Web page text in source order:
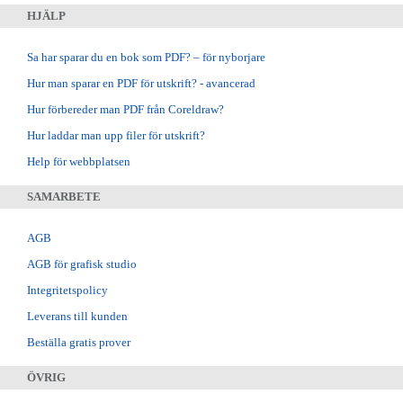
HJÄLP
Sa har sparar du en bok som PDF? – för nyborjare
Hur man sparar en PDF för utskrift? - avancerad
Hur förbereder man PDF från Coreldraw?
Hur laddar man upp filer för utskrift?
Help för webbplatsen
SAMARBETE
AGB
AGB för grafisk studio
Integritetspolicy
Leverans till kunden
Beställa gratis prover
ÖVRIG